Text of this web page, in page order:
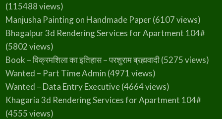
(115488 views)
Manjusha Painting on Handmade Paper(6107 views)
Bhagalpur 3d Rendering Services for Apartment 104#
(5802 views)
Book – विक्रमशिला का इतिहास – परशुराम ब्रह्मवादी(5275 views)
Wanted – Part Time Admin (4971 views)
Wanted – Data Entry Executive(4664 views)
Khagaria 3d Rendering Services for Apartment 104#
(4555 views)